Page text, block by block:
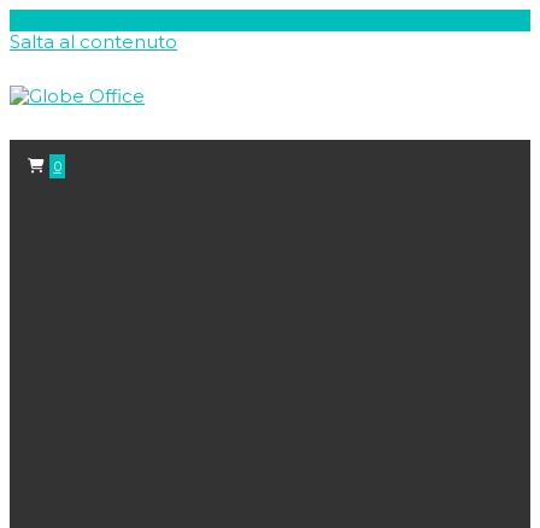
Salta al contenuto
0